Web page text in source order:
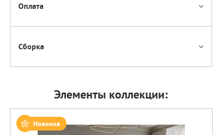
Оплата
Сборка
Элементы коллекции:
Новинка